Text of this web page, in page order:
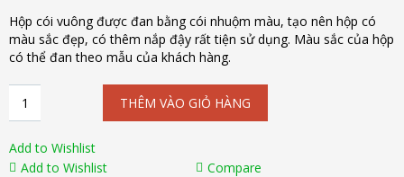
Hộp cói vuông được đan bằng cói nhuộm màu, tạo nên hộp có
màu sắc đẹp, có thêm nắp đậy rất tiện sử dụng. Màu sắc của hộp
có thể đan theo mẫu của khách hàng.
cói
có
nắp
THÊM VÀO GIỎ HÀNG
Add to Wishlist
Add to Wishlist
Compare